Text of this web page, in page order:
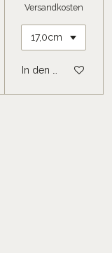
Versandkosten
In den Warenkorb